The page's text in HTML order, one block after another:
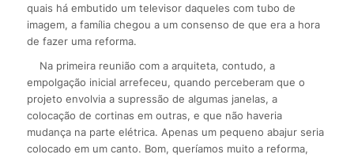
quais há embutido um televisor daqueles com tubo de
imagem, a família chegou a um consenso de que era a hora
de fazer uma reforma.
Na primeira reunião com a arquiteta, contudo, a
empolgação inicial arrefeceu, quando perceberam que o
projeto envolvia a supressão de algumas janelas, a
colocação de cortinas em outras, e que não haveria
mudança na parte elétrica. Apenas um pequeno abajur seria
colocado em um canto. Bom, queríamos muito a reforma,